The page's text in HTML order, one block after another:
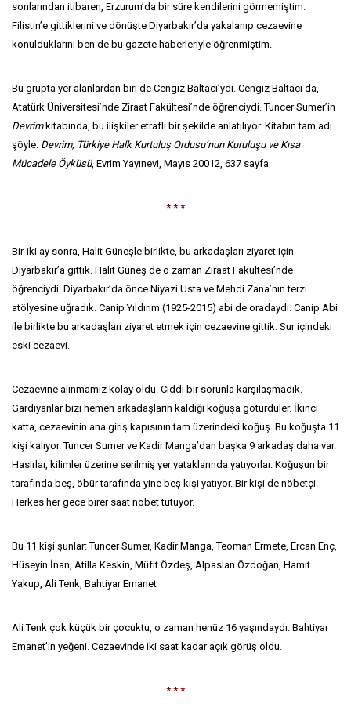
sonlarından itibaren, Erzurum’da bir süre kendilerini görmemiştim.
Filistin’e gittiklerini ve dönüşte Diyarbakır’da yakalanıp cezaevine
konulduklarını ben de bu gazete haberleriyle öğrenmiştim.
Bu grupta yer alanlardan biri de Cengiz Baltacı’ydı. Cengiz Baltacı da,
Atatürk Üniversitesi’nde Ziraat Fakültesi’nde öğrenciydi. Tuncer Sumer’in
Devrimkitabında, bu ilişkiler etraflı bir şekilde anlatılıyor. Kitabın tam adı
şöyle: Devrim, Türkiye Halk Kurtuluş Ordusu’nun Kuruluşu ve Kısa
Mücadele Öyküsü, Evrim Yayınevi, Mayıs 20012, 637 sayfa
* * *
Bir-iki ay sonra, Halit Güneşle birlikte, bu arkadaşları ziyaret için
Diyarbakır’a gittik. Halit Güneş de o zaman Ziraat Fakültesi’nde
öğrenciydi. Diyarbakır’da önce Niyazi Usta ve Mehdi Zana’nın terzi
atölyesine uğradık. Canip Yıldırım (1925-2015) abi de oradaydı. Canip Abi
ile birlikte bu arkadaşları ziyaret etmek için cezaevine gittik. Sur içindeki
eski cezaevi.
Cezaevine alınmamız kolay oldu. Ciddi bir sorunla karşılaşmadık.
Gardiyanlar bizi hemen arkadaşların kaldığı koğuşa götürdüler. İkinci
katta, cezaevinin ana giriş kapısının tam üzerindeki koğuş. Bu koğuşta 11
kişi kalıyor. Tuncer Sumer ve Kadir Manga’dan başka 9 arkadaş daha var.
Hasırlar, kilimler üzerine serilmiş yer yataklarında yatıyorlar. Koğuşun bir
tarafında beş, öbür tarafında yine beş kişi yatıyor. Bir kişi de nöbetçi.
Herkes her gece birer saat nöbet tutuyor.
Bu 11 kişi şunlar: Tuncer Sumer, Kadir Manga, Teoman Ermete, Ercan Enç,
Hüseyin İnan, Atilla Keskin, Müfit Özdeş, Alpaslan Özdoğan, Hamit
Yakup, Ali Tenk, Bahtiyar Emanet
Ali Tenk çok küçük bir çocuktu, o zaman henüz 16 yaşındaydı. Bahtiyar
Emanet’in yeğeni. Cezaevinde iki saat kadar açık görüş oldu.
* * *